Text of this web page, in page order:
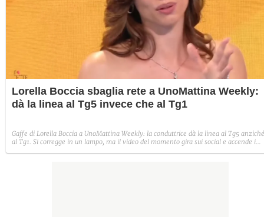
Lorella Boccia sbaglia rete a UnoMattina Weekly:
dà la linea al Tg5 invece che al Tg1
Gaffe di Lorella Boccia a UnoMattina Weekly: la conduttrice dà la linea al Tg5 anziché
al Tg1. Si corregge in un lampo, ma il video del momento gira sui social e accende i